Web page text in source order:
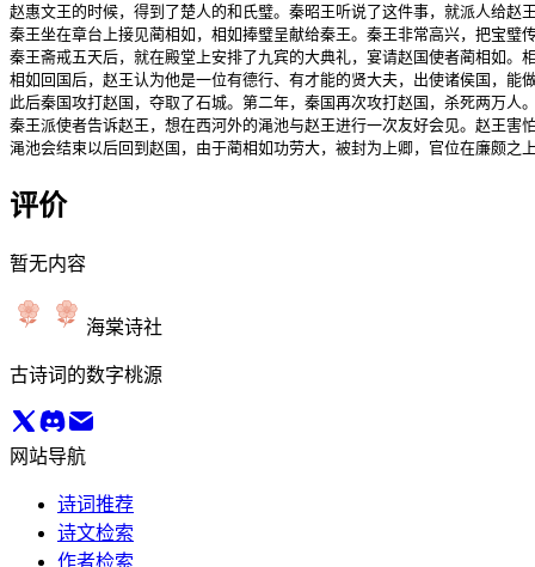
赵惠文王的时候，得到了楚人的和氏璧。秦昭王听说了这件事，就派人给
秦王坐在章台上接见蔺相如，相如捧璧呈献给秦王。秦王非常高兴，把宝
秦王斋戒五天后，就在殿堂上安排了九宾的大典礼，宴请赵国使者蔺相如
相如回国后，赵王认为他是一位有德行、有才能的贤大夫，出使诸侯国，
此后秦国攻打赵国，夺取了石城。第二年，秦国再次攻打赵国，杀死两万人
秦王派使者告诉赵王，想在西河外的渑池与赵王进行一次友好会见。赵王
渑池会结束以后回到赵国，由于蔺相如功劳大，被封为上卿，官位在廉颇
评价
暂无内容
海棠诗社
古诗词的数字桃源
网站导航
诗词推荐
诗文检索
作者检索